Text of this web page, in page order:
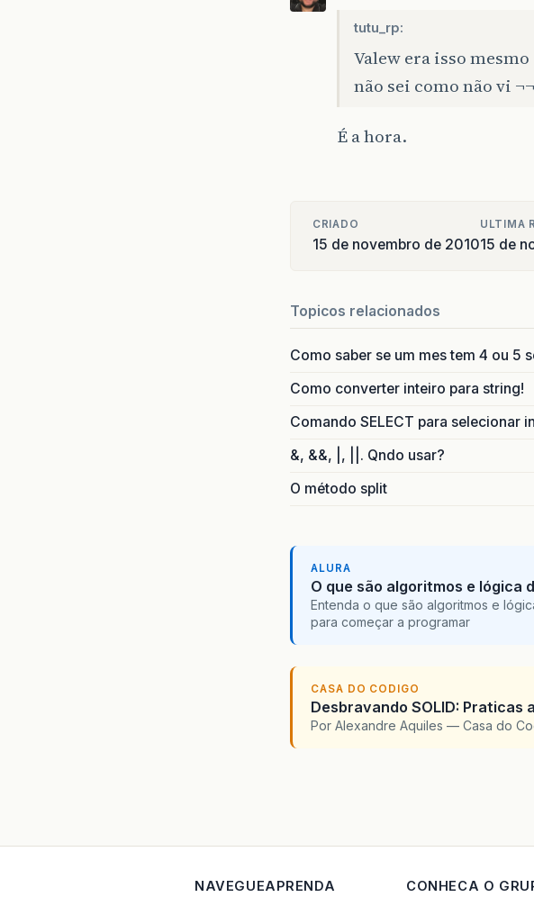
tutu_rp:
Valew era isso mesmo
não sei como não vi ¬¬
É a hora.
CRIADO
15 de novembro de 2010
ULTIMA
15 de
Topicos relacionados
Como saber se um mes tem 4 ou 5
Como converter inteiro para string!
Comando SELECT para selecionar
&, &&, |, ||. Qndo usar?
O método split
ALURA
O que são algoritmos e lógica
Entenda o que são algoritmos e
para começar a programar
CASA DO CODIGO
Desbravando SOLID: Praticas
Por Alexandre Aquiles — Casa do
NAVEGUEAPRENDA CONHECA O